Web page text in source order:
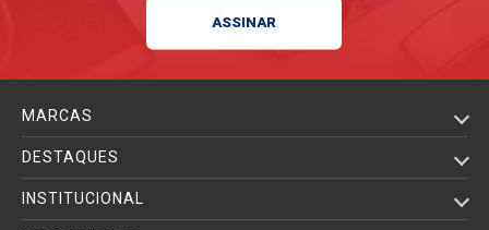
MARCAS
DESTAQUES
INSTITUCIONAL